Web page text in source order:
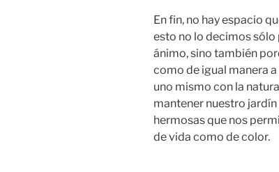
En fin, no hay espacio
esto no lo decimos
ánimo, sino también
como de igual manera
uno mismo con la
mantener nuestro
hermosas que nos
de vida como de color.